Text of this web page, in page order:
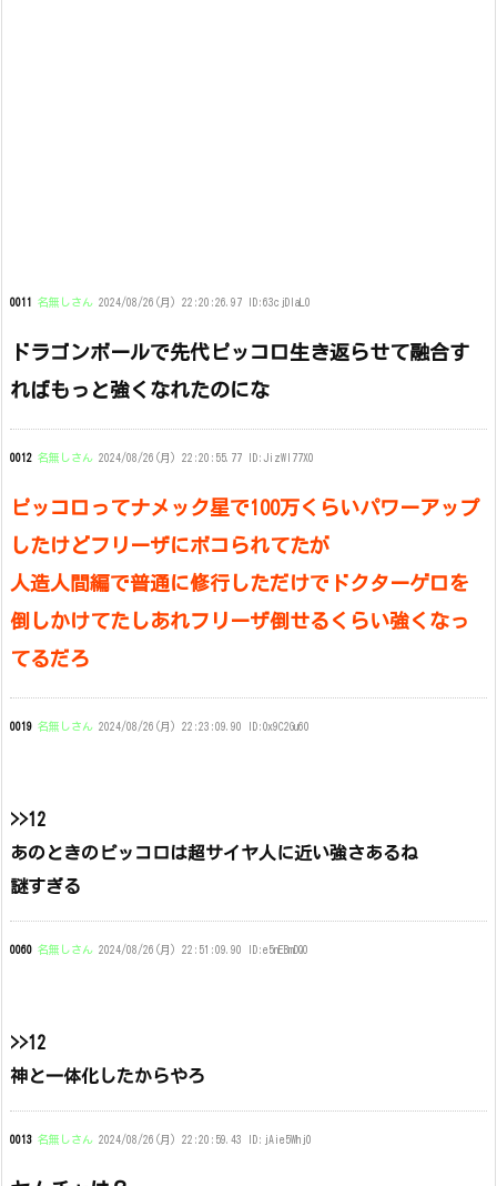
0011 名無しさん 2024/08/26(月) 22:20:26.97 ID:63cjDIaL0
ドラゴンボールで先代ピッコロ生き返らせて融合す
ればもっと強くなれたのにな
0012 名無しさん 2024/08/26(月) 22:20:55.77 ID:JizWl77X0
ピッコロってナメック星で100万くらいパワーアップ
したけどフリーザにボコられてたが
人造人間編で普通に修行しただけでドクターゲロを
倒しかけてたしあれフリーザ倒せるくらい強くなっ
てるだろ
0019 名無しさん 2024/08/26(月) 22:23:09.90 ID:Ox9C2Gu60
>>12
あのときのピッコロは超サイヤ人に近い強さあるね
謎すぎる
0060 名無しさん 2024/08/26(月) 22:51:09.90 ID:e5nEBmDQ0
>>12
神と一体化したからやろ
0013 名無しさん 2024/08/26(月) 22:20:59.43 ID:jAie5Whj0